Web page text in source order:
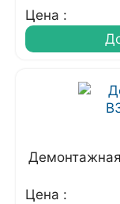
Цена :
Цена :